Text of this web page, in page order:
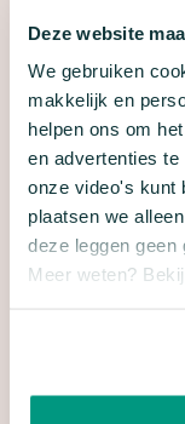
Deze website
We gebruiken
makkelijk en
helpen ons om
en advertenties
onze video's kunt
plaatsen we
deze leggen
Meer weten?
verminderen we
nieuwe
de levensduur
repareren van
kapotgaan (
kopen
vermijden we